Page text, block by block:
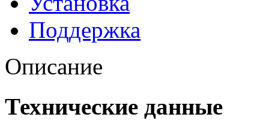
Поддержка
Описание
Технические данные